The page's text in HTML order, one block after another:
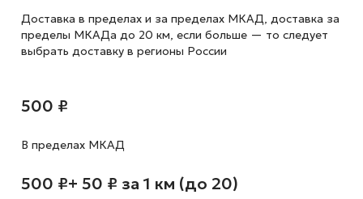
Доставка в пределах и за пределах МКАД, доставка за
пределы МКАДа до 20 км, если больше — то следует
выбрать доставку в регионы России
500 ₽
В пределах МКАД
500 ₽+ 50 ₽ за 1 км (до 20)